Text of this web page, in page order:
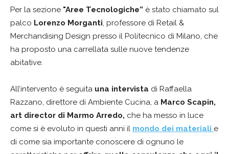
Per la sezione "Aree Tecnologiche” è stato chiamato sul
palco Lorenzo Morganti, professore di Retail &
Merchandising Design presso il Politecnico di Milano, che
ha proposto una carrellata sulle nuove tendenze
abitative.
All’intervento è seguita una intervista di Raffaella
Razzano, direttore di Ambiente Cucina, a Marco Scapin,
art director di Marmo Arredo, che ha messo in luce
come si è evoluto in questi anni il mondo dei materiali e
di come sia importante conoscere di ognuno le